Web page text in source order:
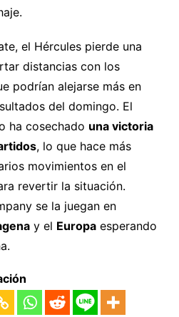
el Hércules pierde una
distancias con los
podrían alejarse más en
del domingo. El
ha cosechado una victoria
, lo que hace más
movimientos en el
revertir la situación.
se la juegan en
y el Europaesperando